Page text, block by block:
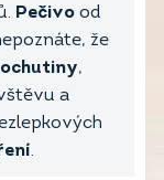
Pečivo od
že
,
a
.